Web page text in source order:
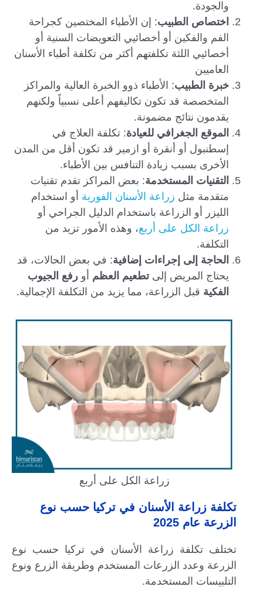
والجودة.
اختصاص الطبيب: إن الأطباء المختصين كجراحة
الفم والفكين أو أخصائيي التعويضات السنية أو
أخصائيي اللثة تكلفتهم أكثر من تكلفة أطباء الأسنان
العاميين
خبرة الطبيب: الأطباء ذوو الخبرة العالية والمراكز
المتخصصة قد تكون تكاليفهم أعلى نسبياً ولكنهم
يقدمون نتائج مضمونة.
الموقع الجغرافي للعيادة: تكلفة العلاج في
إسطنبول أو أنقرة أو ازمير قد تكون أقل من المدن
الأخرى بسبب زيادة التنافس بين الأطباء.
التقنيات المستخدمة: بعض المراكز تقدم تقنيات
متقدمة مثل زراعة الأسنان الفورية أو استخدام
الليزر أو الزراعة باستخدام الدليل الجراحي أو
زراعة الكل على أربع، وهذه الأمور تزيد من
التكلفة.
الحاجة إلى إجراءات إضافية: في بعض الحالات، قد
يحتاج المريض إلىتطعيم العظم أو رفع الجيوب
الفكية قبل الزراعة، مما يزيد من التكلفة الإجمالية.
زراعة الكل على أربع
تكلفة زراعة الأسنان في تركيا حسب نوع
الزرعة عام 2025
تختلف تكلفة زراعة الأسنان في تركيا حسب نوع
الزرعة وعدد الزرعات المستخدم وطريقة الزرع ونوع
التلبيسات المستخدمة.